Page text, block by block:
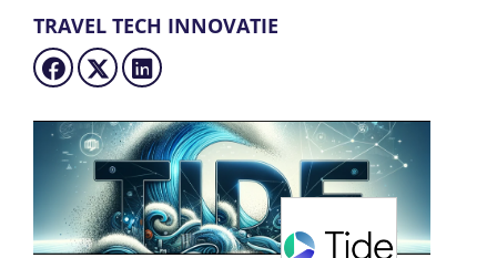
TRAVEL TECH INNOVATIE